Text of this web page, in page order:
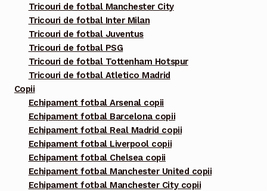
Tricouri de fotbal Manchester City
Tricouri de fotbal Inter Milan
Tricouri de fotbal Juventus
Tricouri de fotbal PSG
Tricouri de fotbal Tottenham Hotspur
Tricouri de fotbal Atletico Madrid
Copii
Echipament fotbal Arsenal copii
Echipament fotbal Barcelona copii
Echipament fotbal Real Madrid copii
Echipament fotbal Liverpool copii
Echipament fotbal Chelsea copii
Echipament fotbal Manchester United copii
Echipament fotbal Manchester City copii